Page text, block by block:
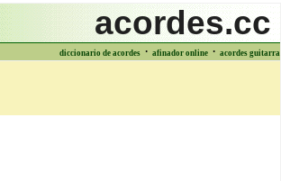
acordes.cc
diccionario de acordes · afinador online · acordes guitarra